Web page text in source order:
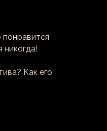
никогда!
Как его